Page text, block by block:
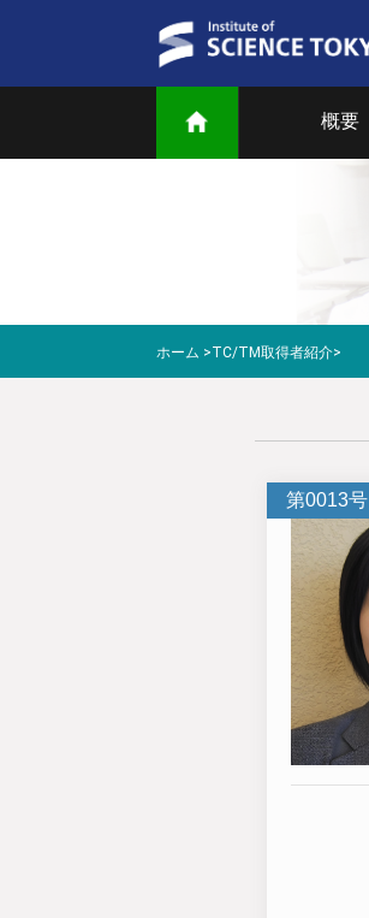
概要
ホーム >TC/TM取得者紹介>
第0013号